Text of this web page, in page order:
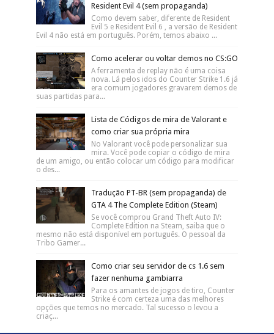
Resident Evil 4 (sem propaganda)
Como devem saber, diferente de Resident
Evil 5 e Resident Evil 6 , a versão de Resident
Evil 4 não está em português. Porém, temos abaixo ...
Como acelerar ou voltar demos no CS:GO
A ferramenta de replay não é uma coisa
nova. Lá pelos idos do Counter Strike 1.6 já
era comum jogadores gravarem demos de
suas partidas para...
Lista de Códigos de mira de Valorant e
como criar sua própria mira
No Valorant você pode personalizar sua
mira. Você pode copiar o código de mira
de um amigo, ou então colocar um código para modificar
o des...
Tradução PT-BR (sem propaganda) de
GTA 4 The Complete Edition (Steam)
Se você comprou Grand Theft Auto IV:
Complete Edition na Steam, saiba que o
mesmo não está disponível em português. O pessoal da
Tribo Gamer...
Como criar seu servidor de cs 1.6 sem
fazer nenhuma gambiarra
Para os amantes de jogos de tiro, Counter
Strike é com certeza uma das melhores
opções que temos no mercado. Tal sucesso o levou a
criaç...